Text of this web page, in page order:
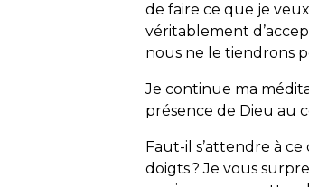
de faire ce que je
véritablement
nous ne le tiendrons
Je continue ma
présence de Dieu au
Faut-il s’attendre à
doigts ? Je vous